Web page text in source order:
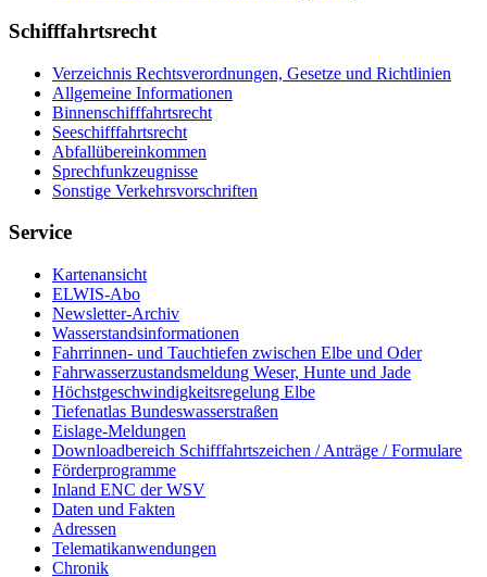
Schifffahrtsrecht
Verzeichnis Rechtsverordnungen, Gesetze und Richtlinien
Allgemeine Informationen
Binnenschifffahrtsrecht
Seeschifffahrtsrecht
Abfallübereinkommen
Sprechfunkzeugnisse
Sonstige Verkehrsvorschriften
Service
Kartenansicht
ELWIS-Abo
Newsletter-Archiv
Wasserstandsinformationen
Fahrrinnen- und Tauchtiefen zwischen Elbe und Oder
Fahrwasserzustandsmeldung Weser, Hunte und Jade
Höchstgeschwindigkeitsregelung Elbe
Tiefenatlas Bundeswasserstraßen
Eislage-Meldungen
Downloadbereich Schifffahrtszeichen / Anträge / Formulare
Förderprogramme
Inland ENC der WSV
Daten und Fakten
Adressen
Telematikanwendungen
Chronik